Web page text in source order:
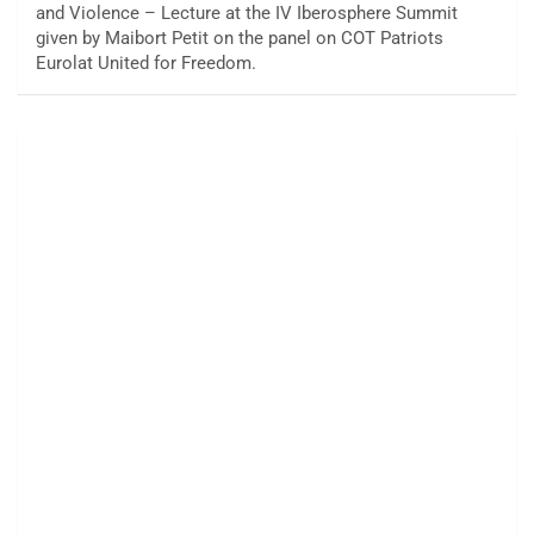
and Violence – Lecture at the IV Iberosphere Summit
given by Maibort Petit on the panel on COT Patriots
Eurolat United for Freedom.